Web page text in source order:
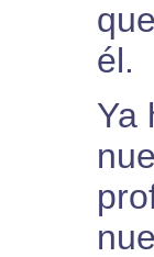
él.
Ya